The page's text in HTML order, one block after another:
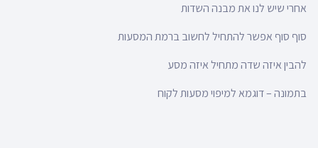
אחרי שיש לנו את מבנה השדות
סוף סוף אפשר להתחיל לחשוב ברמת המסעות
להבין איזה שדה מתחיל איזה מסע
בתמונה – דוגמא למיפוי מסעות לקוח